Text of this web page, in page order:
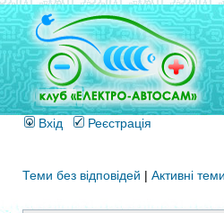
Вхід Реєстрація
Теми без відповідей | Активні теми